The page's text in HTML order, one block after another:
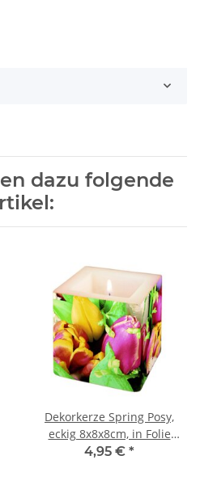
dazu folgende
Dekorkerze Spring Posy,
eckig 8x8x8cm, in Folie
verpackt, 1 Stück
4,95 € *